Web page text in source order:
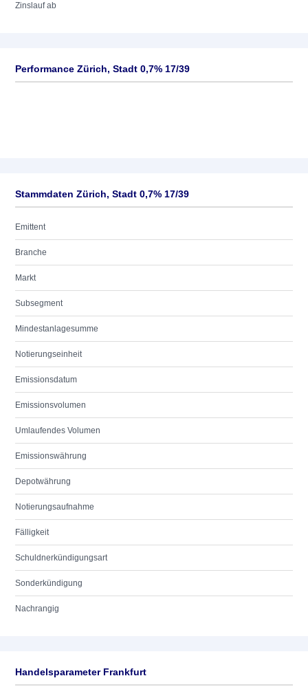
Zinslauf ab
Performance Zürich, Stadt 0,7% 17/39
Stammdaten Zürich, Stadt 0,7% 17/39
Emittent
Branche
Markt
Subsegment
Mindestanlagesumme
Notierungseinheit
Emissionsdatum
Emissionsvolumen
Umlaufendes Volumen
Emissionswährung
Depotwährung
Notierungsaufnahme
Fälligkeit
Schuldnerkündigungsart
Sonderkündigung
Nachrangig
Handelsparameter Frankfurt